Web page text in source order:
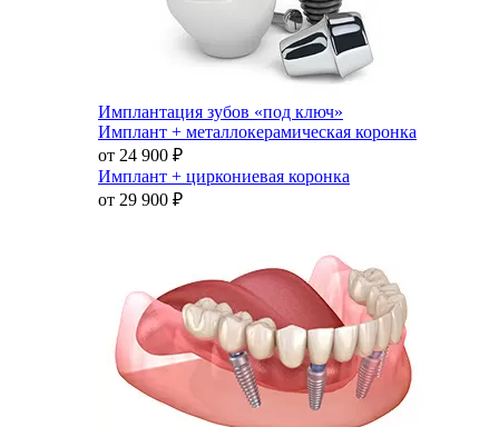
Имплантация зубов «под ключ»
Имплант + металлокерамическая коронка
от 24 900 ₽
Имплант + циркониевая коронка
от 29 900 ₽